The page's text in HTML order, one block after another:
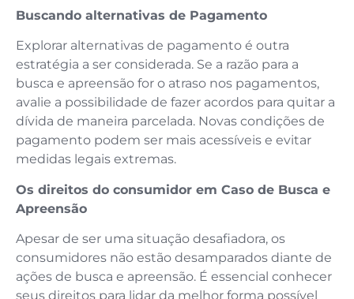
Buscando alternativas de Pagamento
Explorar alternativas de pagamento é outra
estratégia a ser considerada. Se a razão para a
busca e apreensão for o atraso nos pagamentos,
avalie a possibilidade de fazer acordos para quitar a
dívida de maneira parcelada. Novas condições de
pagamento podem ser mais acessíveis e evitar
medidas legais extremas.
Os direitos do consumidor em Caso de Busca e
Apreensão
Apesar de ser uma situação desafiadora, os
consumidores não estão desamparados diante de
ações de busca e apreensão. É essencial conhecer
seus direitos para lidar da melhor forma possível